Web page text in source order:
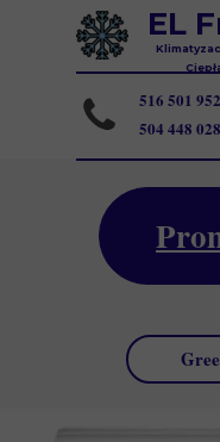
516 501 952
504 448 028
EL